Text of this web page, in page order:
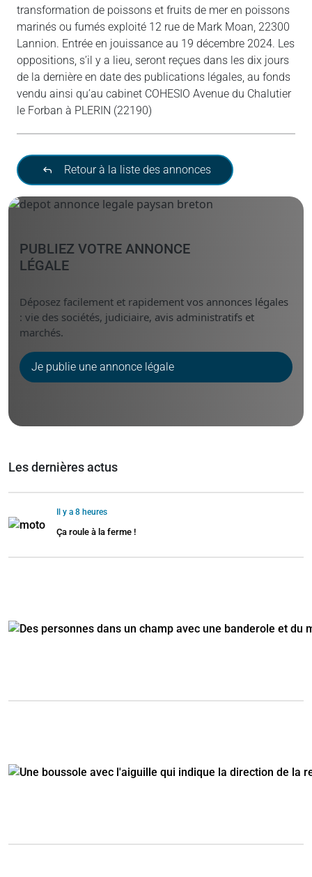
transformation de poissons et fruits de mer en poissons
marinés ou fumés exploité 12 rue de Mark Moan, 22300
Lannion. Entrée en jouissance au 19 décembre 2024. Les
oppositions, s’il y a lieu, seront reçues dans les dix jours
de la dernière en date des publications légales, au fonds
vendu ainsi qu’au cabinet COHESIO Avenue du Chalutier
le Forban à PLERIN (22190)
Retour à la liste des annonces
PUBLIEZ VOTRE ANNONCE
LÉGALE
Déposez facilement et rapidement vos annonces légales
: vie des sociétés, judiciaire, avis administratifs et
marchés.
Je publie une annonce légale
Les dernières actus
Il y a 8 heures
Ça roule à la ferme !